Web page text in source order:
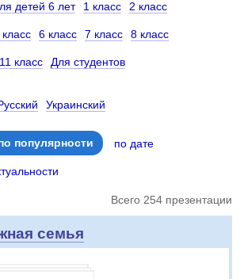
детей 6 лет 1 класс 2 класс
6 класс 7 класс 8 класс
11 класс Для студентов
Украинский
популярности по дате
Всего 254 презентации
семья